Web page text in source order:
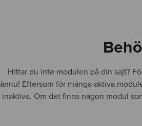
Hittar du inte modulen på din sajt?
ännu! Eftersom för många aktiva
inaktiva. Om det finns någon modul